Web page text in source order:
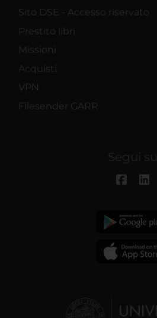
Sito DSE - Accesso riservato
Prestito libri
Missioni
Acquisti
VPN
Filesender GARR
Segui su